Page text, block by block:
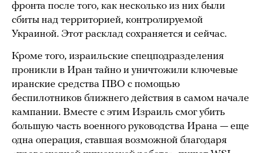
фронта после того, как несколько из них были
сбиты над территорией, контролируемой
Украиной. Этот расклад сохраняется и сейчас.
Кроме того, израильские спецподразделения
проникли в Иран тайно и уничтожили ключевые
иранские средства ПВО с помощью
беспилотников ближнего действия в самом начале
кампании. Вместе с этим Израиль смог убить
большую часть военного руководства Ирана — еще
одна операция, ставшая возможной благодаря